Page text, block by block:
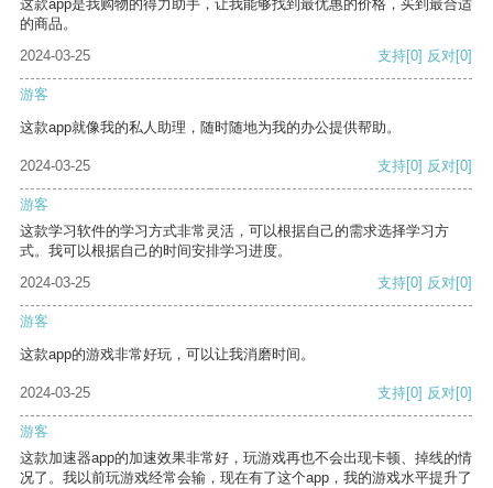
这款app是我购物的得力助手，让我能够找到最优惠的价格，买到最合适
的商品。
2024-03-25
支持[0] 反对[0]
游客
这款app就像我的私人助理，随时随地为我的办公提供帮助。
2024-03-25 支持[0] 反对[0]
游客
这款学习软件的学习方式非常灵活，可以根据自己的需求选择学习方
式。我可以根据自己的时间安排学习进度。
2024-03-25
支持[0] 反对[0]
游客
这款app的游戏非常好玩，可以让我消磨时间。
2024-03-25 支持[0] 反对[0]
游客
这款加速器app的加速效果非常好，玩游戏再也不会出现卡顿、掉线的情
况了。我以前玩游戏经常会输，现在有了这个app，我的游戏水平提升了